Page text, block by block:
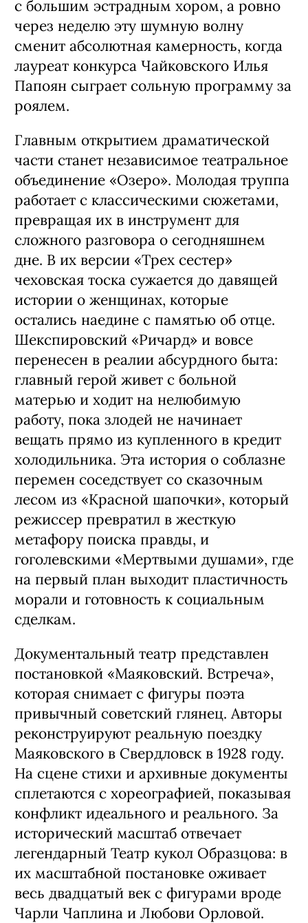
с большим эстрадным хором, а ровно
через неделю эту шумную волну
сменит абсолютная камерность, когда
лауреат конкурса Чайковского Илья
Папоян сыграет сольную программу за
роялем.
Главным открытием драматической
части станет независимое театральное
объединение «Озеро». Молодая труппа
работает с классическими сюжетами,
превращая их в инструмент для
сложного разговора о сегодняшнем
дне. В их версии «Трех сестер»
чеховская тоска сужается до давящей
истории о женщинах, которые
остались наедине с памятью об отце.
Шекспировский «Ричард» и вовсе
перенесен в реалии абсурдного быта:
главный герой живет с больной
матерью и ходит на нелюбимую
работу, пока злодей не начинает
вещать прямо из купленного в кредит
холодильника. Эта история о соблазне
перемен соседствует со сказочным
лесом из «Красной шапочки», который
режиссер превратил в жесткую
метафору поиска правды, и
гоголевскими «Мертвыми душами», где
на первый план выходит пластичность
морали и готовность к социальным
сделкам.
Документальный театр представлен
постановкой «Маяковский. Встреча»,
которая снимает с фигуры поэта
привычный советский глянец. Авторы
реконструируют реальную поездку
Маяковского в Свердловск в 1928 году.
На сцене стихи и архивные документы
сплетаются с хореографией, показывая
конфликт идеального и реального. За
исторический масштаб отвечает
легендарный Театр кукол Образцова: в
их масштабной постановке оживает
весь двадцатый век с фигурами вроде
Чарли Чаплина и Любови Орловой.